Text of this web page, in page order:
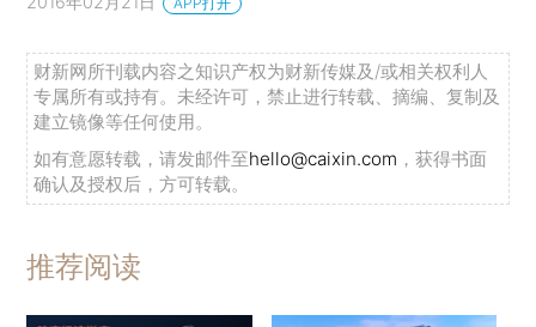
财新网所刊载内容之知识产权为财新传媒及/或相关权利人
专属所有或持有。未经许可，禁止进行转载、摘编、复制及
建立镜像等任何使用。
如有意愿转载，请发邮件至hello@caixin.com ，获得书面
确认及授权后，方可转载。
推荐阅读